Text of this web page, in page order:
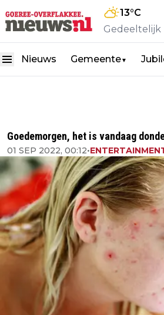
13°C
Nieuws Gemeente▼
Goedemorgen, het is vandaag
01 SEP 2022, 00:12•